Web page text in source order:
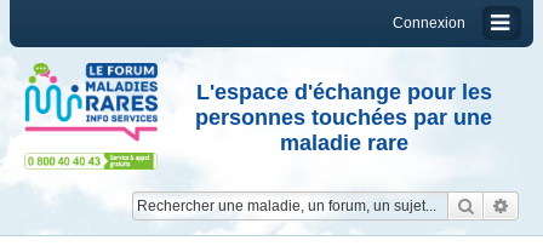
Connexion
L'espace d'échange pour les
personnes touchées par une
maladie rare